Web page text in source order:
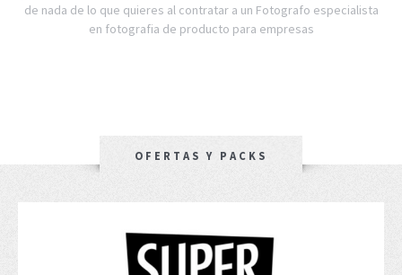
de nada de lo que quieres al contratar a un Fotografo especialista
en fotografia de producto para empresas
OFERTAS Y PACKS